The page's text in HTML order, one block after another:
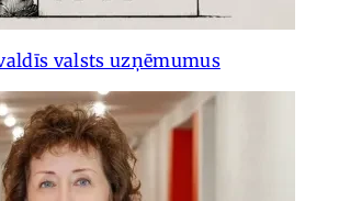
valsts uzņēmumus